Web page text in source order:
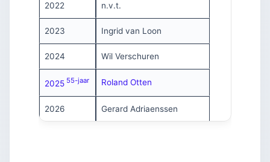
2022 n.v.t.
2023 Ingrid van Loon
2024 Wil Verschuren
2025 55-jaar Roland Otten
2026 Gerard Adriaenssen